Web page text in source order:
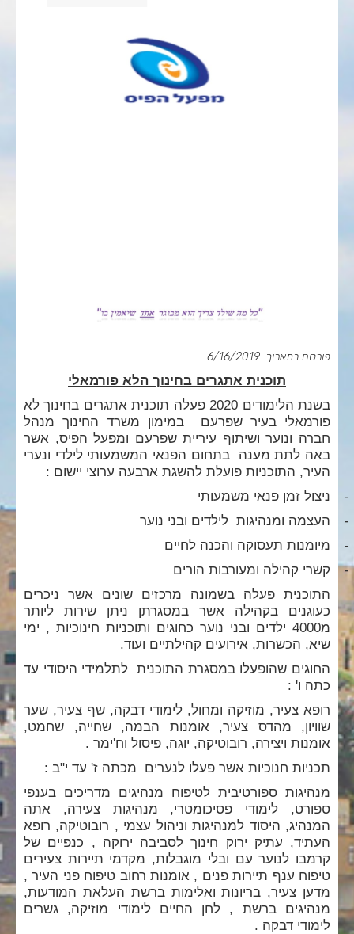
פורסם בתאריך :6/16/2019
תוכנית אתגרים בחינוך הלא פורמאלי
בשנת הלימודים 2020 פעלה תוכנית אתגרים בחינוך לא
פורמאלי בעיר שפרעם במימון משרד החינוך מנהל
חברה ונוער ושיתוף עיריית שפרעם ומפעל הפיס, אשר
באה לתת מענה בתחום הפנאי המשמעותי לילדי ונערי
העיר, התוכניות פועלת להשגת ארבעה ערוצי יישום :
-
ניצול זמן פנאי משמעותי
-
העצמה ומנהיגות לילדים ובני נוער
-
מיומנות תעסוקה והכנה לחיים
-
קשרי קהילה ומעורבות הורים
התוכנית פעלה בשמונה מרכזים שונים אשר ניכרים
כעוגנים בקהילה אשר במסגרתן ניתן שירות ליותר
מ4000 ילדים ובני נוער כחוגים ותוכניות חינוכיות , ימי
שיא, הכשרות, אירועים קהילתיים ועוד.
החוגים שהופעלו במסגרת התוכנית לתלמידי היסודי עד
כתה ו' :
רופא צעיר, מוזיקה ומחול, לימודי דבקה, שף צעיר, שער
שוויון, מהדס צעיר, אומנות הבמה, שחייה, שחמט,
אומנות ויצירה, רובוטיקה, יוגה, פיסול וח'ימר .
תכניות חנוכיות אשר פעלו לנערים מכתה ז' עד י"ב :
מנהיגות ספורטיבית לטיפוח מנהיגים מדריכים בענפי
ספורט, לימודי פסיכומטרי, מנהיגות צעירה, אתה
המנהיג, היסוד למנהיגות וניהול עצמי , רובוטיקה, רופא
העתיד, עתיק ירוק חינוך לסביבה ירוקה , כנפיים של
קרמבו לנוער עם ובלי מוגבלות, מקדמי תיירות צעירים
טיפוח ענף תיירות פנים , אומנות רחוב טיפוח פני העיר ,
מדען צעיר, בריונות ואלימות ברשת העלאת המודעות,
מנהיגים ברשת , לחן החיים לימודי מוזיקה, גשרים
לימודי דבקה .